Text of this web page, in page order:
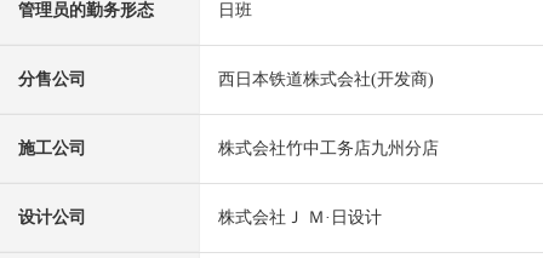
管理员的勤务形态 日班
分售公司 西日本铁道株式会社(开发商)
施工公司 株式会社竹中工务店九州分店
设计公司 株式会社Ｊ Ｍ·日设计